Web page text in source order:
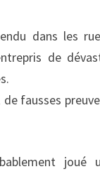
dans les
de
fausses
joué